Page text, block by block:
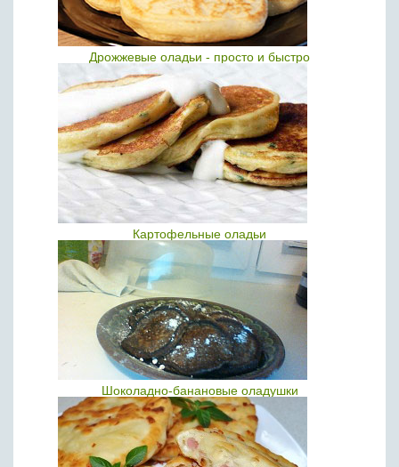
Дрожжевые оладьи - просто и быстро
Картофельные оладьи
Шоколадно-банановые оладушки